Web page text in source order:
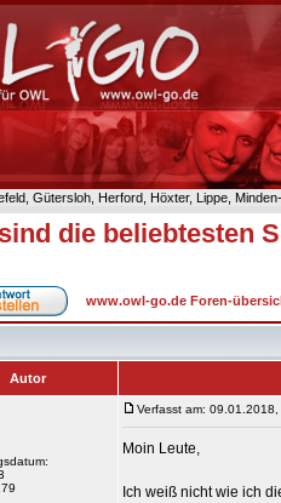
Gütersloh, Herford, Höxter, Lippe,
die beliebtesten
www.owl-go.de Foren-
Autor
Verfasst am:
Moin Leute,
Ich weiß nicht wie ich